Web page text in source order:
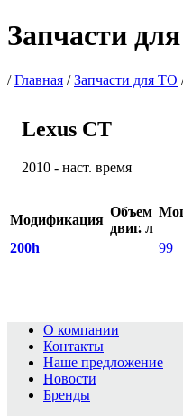
Запчасти
/Главная /Запчасти для ТО
Lexus CT
2010 - наст. время
Модификация
Объем
двиг. л
200h
99
О компании
Контакты
Наше предложение
Новости
Бренды